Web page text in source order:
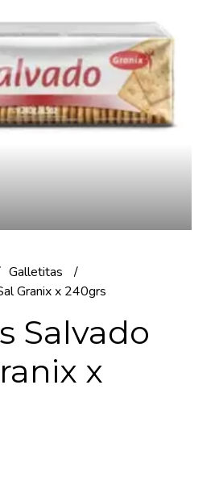
Galletitas
Granix x 240grs
Salvado
x